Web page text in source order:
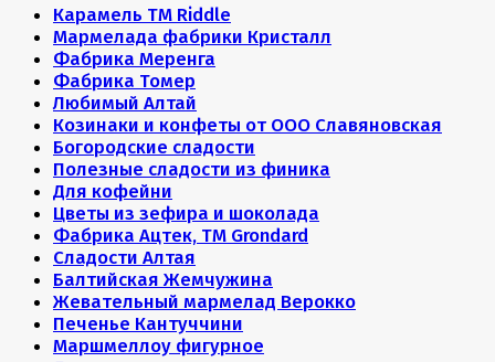
Карамель ТМ Riddle
Мармелада фабрики Кристалл
Фабрика Меренга
Фабрика Томер
Любимый Алтай
Козинаки и конфеты от ООО Славяновская
Богородские сладости
Полезные сладости из финика
Для кофейни
Цветы из зефира и шоколада
Фабрика Ацтек, ТМ Grondard
Сладости Алтая
Балтийская Жемчужина
Жевательный мармелад Верокко
Печенье Кантуччини
Маршмеллоу фигурное